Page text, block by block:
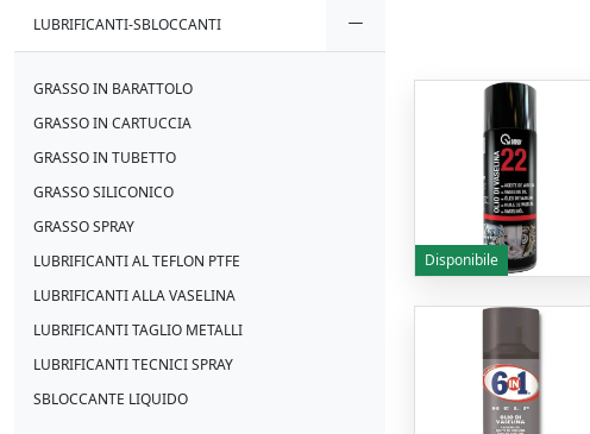
LUBRIFICANTI-SBLOCCANTI
GRASSO IN BARATTOLO
GRASSO IN CARTUCCIA
GRASSO IN TUBETTO
GRASSO SILICONICO
GRASSO SPRAY
LUBRIFICANTI AL TEFLON PTFE
LUBRIFICANTI ALLA VASELINA
LUBRIFICANTI TAGLIO METALLI
LUBRIFICANTI TECNICI SPRAY
SBLOCCANTE LIQUIDO
Disponibile